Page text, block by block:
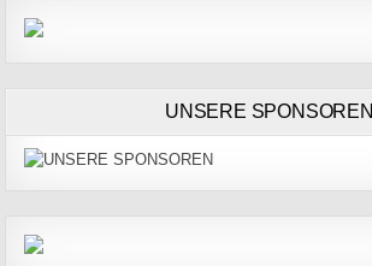
UNSERE SPONSOREN